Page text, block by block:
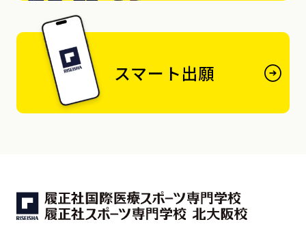
スマート出願